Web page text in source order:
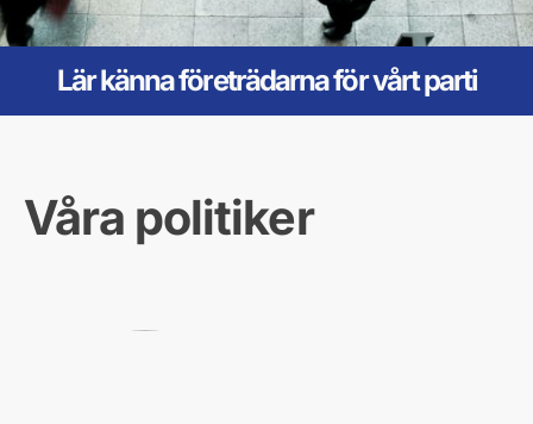
Lär känna företrädarna för vårt parti
Våra politiker